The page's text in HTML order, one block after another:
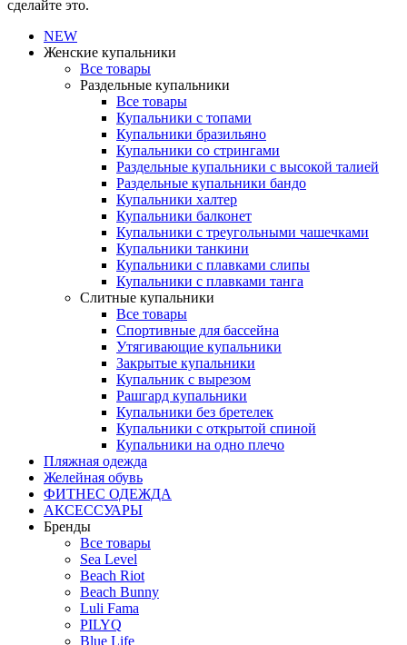
сделайте это.
NEW
Женские купальники
Все товары
Раздельные купальники
Все товары
Купальники с топами
Купальники бразильяно
Купальники со стрингами
Раздельные купальники с высокой талией
Раздельные купальники бандо
Купальники халтер
Купальники балконет
Купальники с треугольными чашечками
Купальники танкини
Купальники с плавками слипы
Купальники с плавками танга
Слитные купальники
Все товары
Спортивные для бассейна
Утягивающие купальники
Закрытые купальники
Купальник с вырезом
Рашгард купальники
Купальники без бретелек
Купальники с открытой спиной
Купальники на одно плечо
Пляжная одежда
Желейная обувь
ФИТНЕС ОДЕЖДА
АКСЕССУАРЫ
Бренды
Все товары
Sea Level
Beach Riot
Beach Bunny
Luli Fama
PILYQ
Blue Life